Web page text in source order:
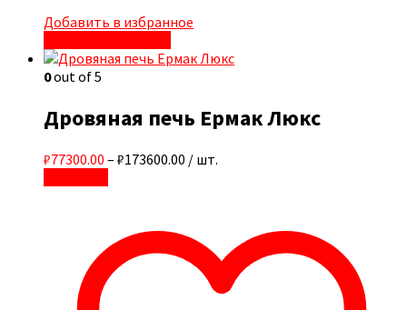
Добавить в избранное
0out of 5
Дровяная печь Ермак Люкс
₽77300.00 – ₽173600.00 / шт.